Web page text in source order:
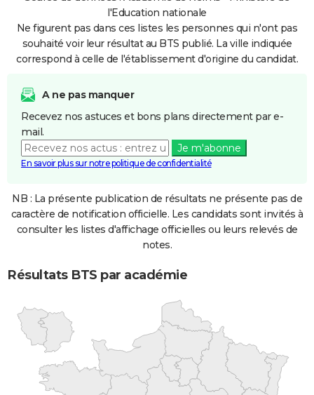
l'Education nationale
Ne figurent pas dans ces listes les personnes qui n'ont pas
souhaité voir leur résultat au BTS publié. La ville indiquée
correspond à celle de l'établissement d'origine du candidat.
A ne pas manquer
Recevez nos astuces et bons plans directement par e-
mail.
Je m'abonne
En savoir plus sur notre politique de confidentialité
NB : La présente publication de résultats ne présente pas de
caractère de notification officielle. Les candidats sont invités à
consulter les listes d'affichage officielles ou leurs relevés de
notes.
Résultats BTS par académie